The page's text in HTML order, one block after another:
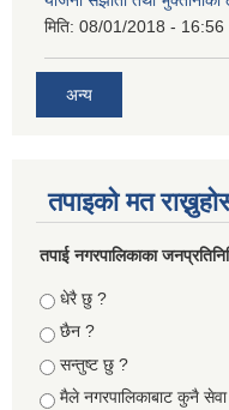
मिति: 08/01/2018 - 16:56
अन्य
तपाइको मत
तपा‌ई नगरपालिकाका
Choices
धेरै छु ?
छैन ?
सन्तुष्ट छु ?
मैले नगरपालिकाबाट कुनै